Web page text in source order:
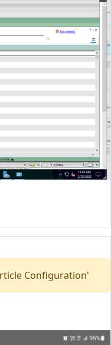
Configuration'